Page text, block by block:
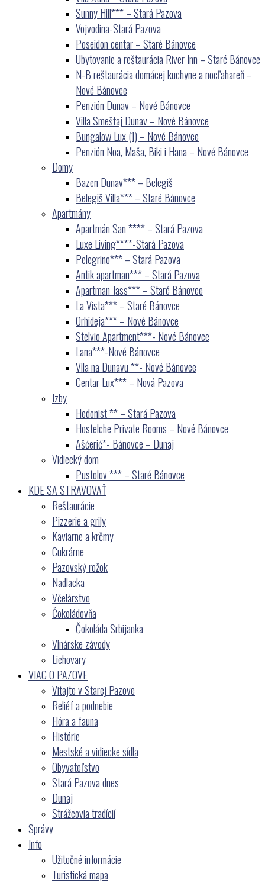
Sunny Hill*** – Stará Pazova
Vojvodina-Stará Pazova
Poseidon centar – Staré Bánovce
Ubytovanie a reštaurácia River Inn – Staré Bánovce
N-B reštaurácia domácej kuchyne a nocľahareň –
Nové Bánovce
Penzión Dunav – Nové Bánovce
Villa Smeštaj Dunav – Nové Bánovce
Bungalow Lux (1) – Nové Bánovce
Penzión Noa, Maša, Biki i Hana – Nové Bánovce
Domy
Bazen Dunav*** – Belegiš
Belegiš Villa*** – Staré Bánovce
Apartmány
Apartmán San **** – Stará Pazova
Luxe Living****-Stará Pazova
Pelegrino*** – Stará Pazova
Antik apartman*** – Stará Pazova
Apartman Jass*** – Staré Bánovce
La Vista*** – Staré Bánovce
Orhideja*** – Nové Bánovce
Stelvio Apartment***- Nové Bánovce
Lana***-Nové Bánovce
Vila na Dunavu **- Nové Bánovce
Centar Lux*** – Nová Pazova
Izby
Hedonist ** – Stará Pazova
Hostelche Private Rooms – Nové Bánovce
Ašćerić*- Bánovce – Dunaj
Vidiecký dom
Pustolov *** – Staré Bánovce
KDE SA STRAVOVAŤ
Reštaurácie
Pizzerie a grily
Kaviarne a krčmy
Cukrárne
Pazovský rožok
Nadlacka
Včelárstvo
Čokoládovňa
Čokoláda Srbijanka
Vinárske závody
Liehovary
VIAC O PAZOVE
Vitajte v Starej Pazove
Reliéf a podnebie
Flóra a fauna
Histórie
Mestské a vidiecke sídla
Obyvateľstvo
Stará Pazova dnes
Dunaj
Strážcovia tradícií
Správy
Info
Užitočné informácie
Turistická mapa